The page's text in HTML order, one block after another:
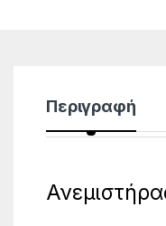
Περιγραφή